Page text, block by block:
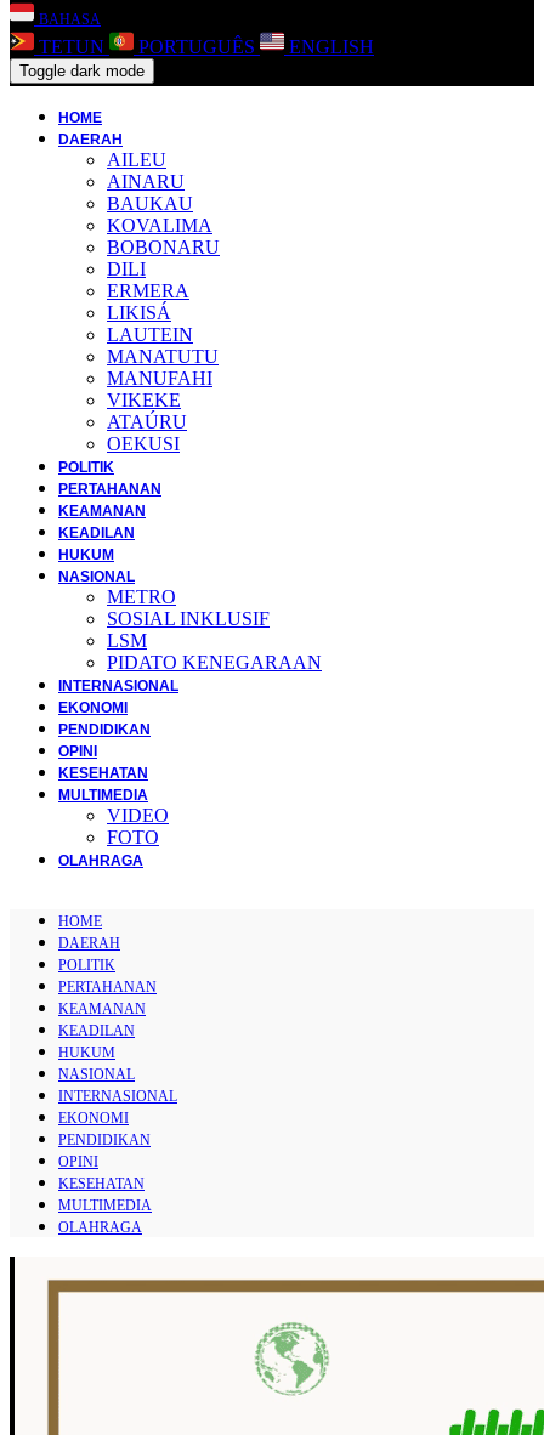
BAHASA
TETUN PORTUGUÊS ENGLISH
Toggle dark mode
HOME
DAERAH
AILEU
AINARU
BAUKAU
KOVALIMA
BOBONARU
DILI
ERMERA
LIKISÁ
LAUTEIN
MANATUTU
MANUFAHI
VIKEKE
ATAÚRU
OEKUSI
POLITIK
PERTAHANAN
KEAMANAN
KEADILAN
HUKUM
NASIONAL
METRO
SOSIAL INKLUSIF
LSM
PIDATO KENEGARAAN
INTERNASIONAL
EKONOMI
PENDIDIKAN
OPINI
KESEHATAN
MULTIMEDIA
VIDEO
FOTO
OLAHRAGA
HOME
DAERAH
POLITIK
PERTAHANAN
KEAMANAN
KEADILAN
HUKUM
NASIONAL
INTERNASIONAL
EKONOMI
PENDIDIKAN
OPINI
KESEHATAN
MULTIMEDIA
OLAHRAGA